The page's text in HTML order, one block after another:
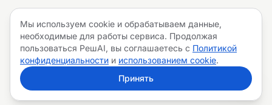
Мы используем cookie и обрабатываем данные,
необходимые для работы сервиса. Продолжая
пользоваться РешAI, вы соглашаетесь с Политикой
конфиденциальности и использованием cookie.
Принять